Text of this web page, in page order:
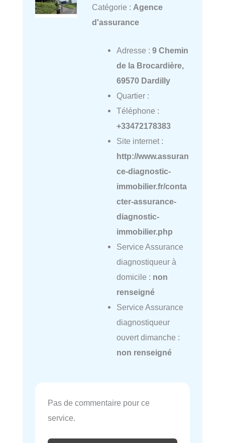
Catégorie : Agence
d'assurance
Adresse : 9 Chemin
de la Brocardière,
69570 Dardilly
Quartier :
Téléphone :
+33472178383
Site internet :
http://www.assuran
ce-diagnostic-
immobilier.fr/conta
cter-assurance-
diagnostic-
immobilier.php
Service Assurance
diagnostiqueur à
domicile : non
renseigné
Service Assurance
diagnostiqueur
ouvert dimanche :
non renseigné
Pas de commentaire pour ce
service.